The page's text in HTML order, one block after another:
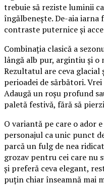
trebuie să reziste luminii
îngălbenește. De-aia iarna
contraste puternice și
Combinația clasică a
lângă alb pur, argintiu și o
Rezultatul are ceva
perioadei de sărbători.
Adaugă un roșu profund
paletă festivă, fără să
O variantă pe care o ador
personajul ca unic punct
parcă un fulg de nea
grozav pentru cei care nu
și preferă ceva elegant,
puțin chiar înseamnă mai